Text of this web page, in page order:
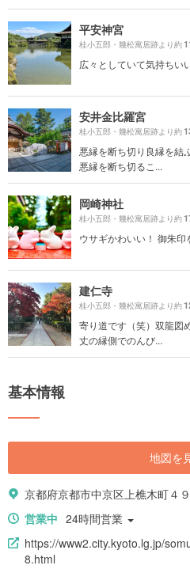
平安神宮
桂小五郎・幾松寓居跡より約
広々としていて気持ちい
安井金比羅宮
桂小五郎・幾松寓居跡より約
悪縁を断ち切り良縁を結
悪縁を断ち切るこ...
岡崎神社
桂小五郎・幾松寓居跡より約
ウサギかわいい！ 御朱印
建仁寺
桂小五郎・幾松寓居跡より約
寄り道です（笑）双龍図
丈の縁側でのんび...
基本情報
地図を
京都府京都市中京区上樵木町４
営業中 24時間営業
https://www2.city.kyoto.lg.jp/
8.html